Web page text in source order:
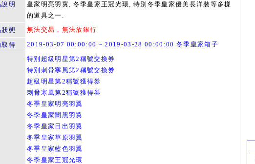
明
皇家明亮羽翼, 冬季皇家王冠光環, 特別冬季皇家優美長洋裝等多樣
的道具之一.
狀態
無法交易，無法放銀行
取得 2019-03-07 00:00:00 ~ 2019-03-28 00:00:00 冬季皇家箱子
特別超級明星第2稱號交換券
特別刺骨寒風第2稱號交換券
超級明星第2稱號獲得券
刺骨寒風第2稱號獲得券
冬季皇家明亮羽翼
冬季皇家闇黑羽翼
冬季皇家日出羽翼
冬季皇家草原羽翼
冬季皇家藍色羽翼
冬季皇家王冠光環